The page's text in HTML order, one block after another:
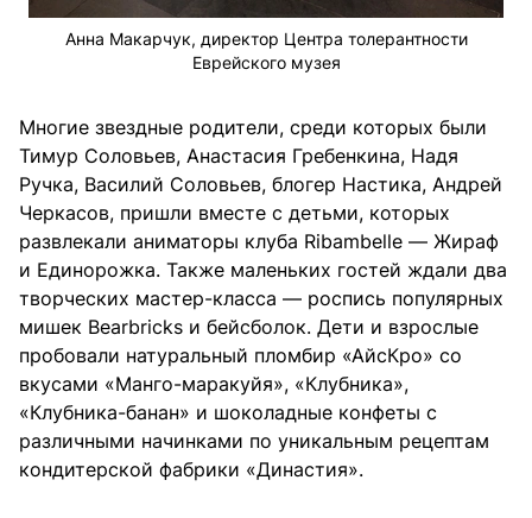
Анна Макарчук, директор Центра толерантности
Еврейского музея
Многие звездные родители, среди которых были
Тимур Соловьев, Анастасия Гребенкина, Надя
Ручка, Василий Соловьев, блогер Настика, Андрей
Черкасов, пришли вместе с детьми, которых
развлекали аниматоры клуба Ribambelle — Жираф
и Единорожка. Также маленьких гостей ждали два
творческих мастер-класса — роспись популярных
мишек Bearbricks и бейсболок. Дети и взрослые
пробовали натуральный пломбир «АйсКро» со
вкусами «Манго-маракуйя», «Клубника»,
«Клубника-банан» и шоколадные конфеты с
различными начинками по уникальным рецептам
кондитерской фабрики «Династия».